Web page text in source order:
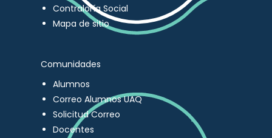
Contraloría Social
Mapa de sitio
Comunidades
Alumnos
Correo Alumnos UAQ
Solicitud Correo
Docentes